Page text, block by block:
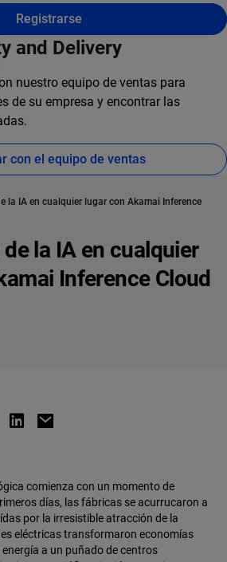
Registrarse
and Delivery
nuestro equipo de ventas para
de su empresa y encontrar las
con el equipo de ventas
la IA en cualquier lugar con Akamai Inference
la IA en cualquier
Inference Cloud
comienza con un momento de
días, las fábricas se acurrucaron a
por la irresistible atracción de la
eléctricas transformaron economías
a un puñado de centros